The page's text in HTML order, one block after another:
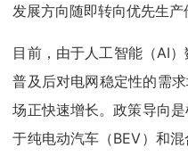
发展方向随即转向优先生产
目前，由于人工智能（AI
普及后对电网稳定性的需
场正快速增长。政策导向
于纯电动汽车（BEV）和